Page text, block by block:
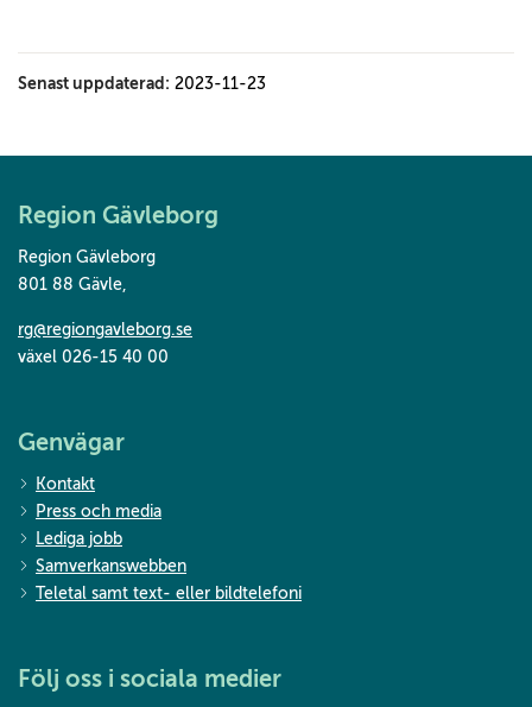
Senast uppdaterad: 2023-11-23
Region Gävleborg
Region Gävleborg
801 88 Gävle,
rg@regiongavleborg.se
växel 026-15 40 00
Genvägar
Kontakt
Press och media
Lediga jobb
Samverkanswebben
Teletal samt text- eller bildtelefoni
Följ oss i sociala medier